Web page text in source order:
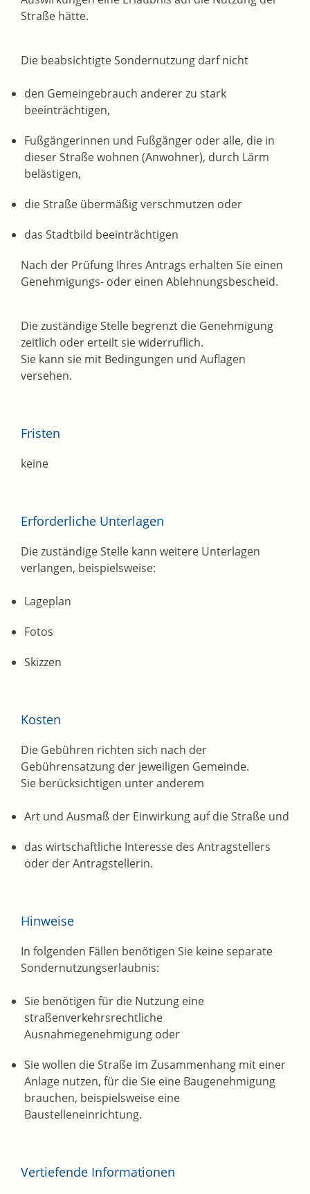
Straße hätte.
Die beabsichtigte Sondernutzung darf nicht
den Gemeingebrauch anderer zu stark
beeinträchtigen,
Fußgängerinnen und Fußgänger oder alle, die in
dieser Straße wohnen (Anwohner), durch Lärm
belästigen,
die Straße übermäßig verschmutzen oder
das Stadtbild beeinträchtigen
Nach der Prüfung Ihres Antrags erhalten Sie einen
Genehmigungs- oder einen Ablehnungsbescheid.
Die zuständige Stelle begrenzt die Genehmigung
zeitlich oder erteilt sie widerruflich.
Sie kann sie mit Bedingungen und Auflagen
versehen.
Fristen
keine
Erforderliche Unterlagen
Die zuständige Stelle kann weitere Unterlagen
verlangen, beispielsweise:
Lageplan
Fotos
Skizzen
Kosten
Die Gebühren richten sich nach der
Gebührensatzung der jeweiligen Gemeinde.
Sie berücksichtigen unter anderem
Art und Ausmaß der Einwirkung auf die Straße und
das wirtschaftliche Interesse des Antragstellers
oder der Antragstellerin.
Hinweise
In folgenden Fällen benötigen Sie keine separate
Sondernutzungserlaubnis:
Sie benötigen für die Nutzung eine
straßenverkehrsrechtliche
Ausnahmegenehmigung oder
Sie wollen die Straße im Zusammenhang mit einer
Anlage nutzen, für die Sie eine Baugenehmigung
brauchen, beispielsweise eine
Baustelleneinrichtung.
Vertiefende Informationen